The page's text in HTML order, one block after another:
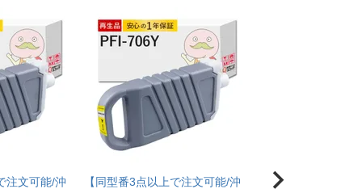
注文可能/沖
【同型番3点以上で注文可能/沖
【同型番3点以上で